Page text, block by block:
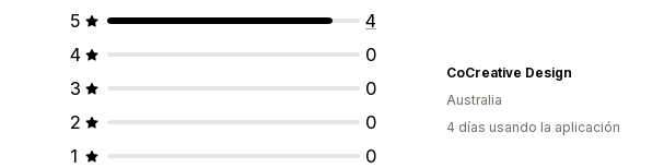
5
4
4
0
3
0
2
0
1
0
CoCreative Design
Australia
4 días usando la aplicación